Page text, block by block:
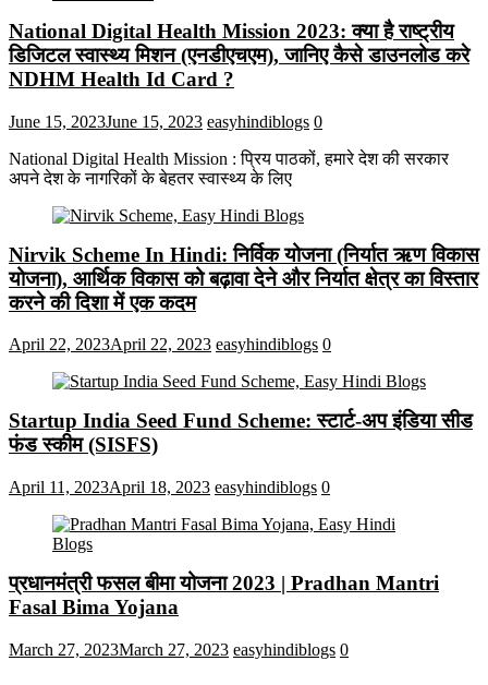
National Digital Health Mission 2023: क्या है राष्ट्रीय
डिजिटल स्वास्थ्य मिशन (एनडीएचएम), जानिए कैसे डाउनलोड करे
NDHM Health Id Card ?
June 15, 2023June 15, 2023 easyhindiblogs 0
National Digital Health Mission : प्रिय पाठकों, हमारे देश की सरकार
अपने देश के नागरिकों के बेहतर स्वास्थ्य के लिए
Nirvik Scheme In Hindi: निर्विक योजना (निर्यात ऋण विकास
योजना), आर्थिक विकास को बढ़ावा देने और निर्यात क्षेत्र का विस्तार
करने की दिशा में एक कदम
April 22, 2023April 22, 2023 easyhindiblogs 0
Startup India Seed Fund Scheme: स्टार्ट-अप इंडिया सीड
फंड स्कीम (SISFS)
April 11, 2023April 18, 2023 easyhindiblogs 0
प्रधानमंत्री फसल बीमा योजना 2023 | Pradhan Mantri
Fasal Bima Yojana
March 27, 2023March 27, 2023 easyhindiblogs 0